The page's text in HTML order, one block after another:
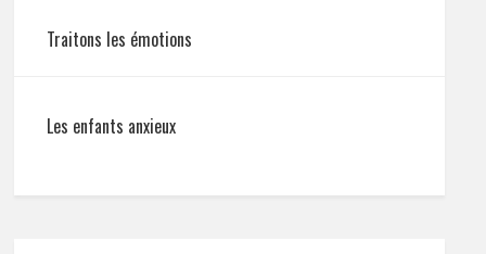
Traitons les émotions
Les enfants anxieux